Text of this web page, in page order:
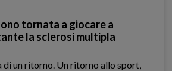
tornata a giocare a
la sclerosi multipla
di un ritorno. Un ritorno allo sport,